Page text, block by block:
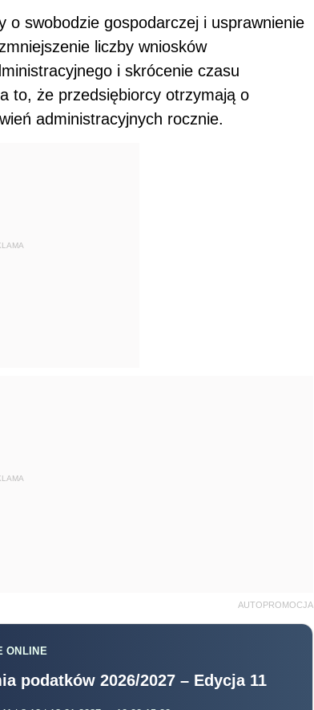
o swobodzie gospodarczej i usprawnienie
liczby wniosków
i skrócenie czasu
to, że przedsiębiorcy otrzymają o
administracyjnych rocznie.
AUTOPROMOCJA
ONLINE
podatków 2026/2027 – Edycja 11